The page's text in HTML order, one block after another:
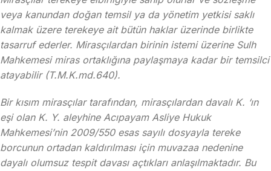
veya kanundan doğan temsil ya da yönetim yetkisi saklı
kalmak üzere terekeye ait bütün haklar üzerinde birlikte
tasarruf ederler. Mirasçılardan birinin istemi üzerine Sulh
Mahkemesi miras ortaklığına paylaşmaya kadar bir temsilci
atayabilir (T.M.K.md.640).
Bir kısım mirasçılar tarafından, mirasçılardan davalı K. ‘ın
eşi olan K. Y. aleyhine Acıpayam Asliye Hukuk
Mahkemesi’nin 2009/550 esas sayılı dosyayla tereke
borcunun ortadan kaldırılması için muvazaa nedenine
dayalı olumsuz tespit davası açtıkları anlaşılmaktadır. Bu